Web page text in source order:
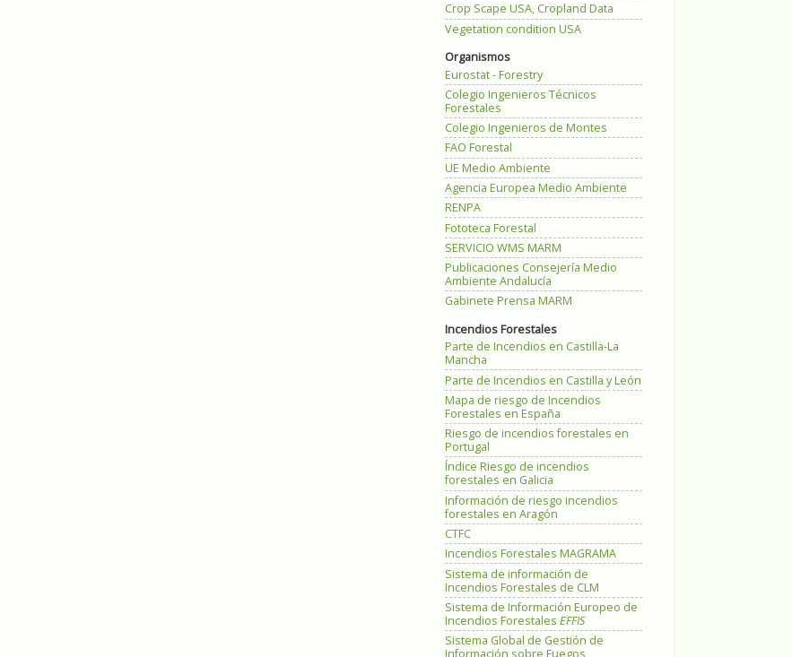
Crop Scape USA, Cropland Data
Vegetation condition USA
Organismos
Eurostat - Forestry
Colegio Ingenieros Técnicos
Forestales
Colegio Ingenieros de Montes
FAO Forestal
UE Medio Ambiente
Agencia Europea Medio Ambiente
RENPA
Fototeca Forestal
SERVICIO WMS MARM
Publicaciones Consejería Medio
Ambiente Andalucía
Gabinete Prensa MARM
Incendios Forestales
Parte de Incendios en Castilla-La
Mancha
Parte de Incendios en Castilla y León
Mapa de riesgo de Incendios
Forestales en España
Riesgo de incendios forestales en
Portugal
Índice Riesgo de incendios
forestales en Galicia
Información de riesgo incendios
forestales en Aragón
CTFC
Incendios Forestales MAGRAMA
Sistema de información de
Incendios Forestales de CLM
Sistema de Información Europeo de
Incendios Forestales EFFIS
Sistema Global de Gestión de
Información sobre Fuegos